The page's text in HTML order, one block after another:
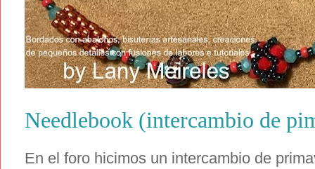
Needlebook (intercambio de
En el foro hicimos un intercambio de